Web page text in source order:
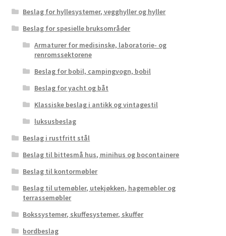
Beslag for hyllesystemer, vegghyller og hyller
Beslag for spesielle bruksområder
Armaturer for medisinske, laboratorie- og
renromssektorene
Beslag for bobil, campingvogn, bobil
Beslag for yacht og båt
Klassiske beslag i antikk og vintagestil
luksusbeslag
Beslag i rustfritt stål
Beslag til bittesmå hus, minihus og bocontainere
Beslag til kontormøbler
Beslag til utemøbler, utekjøkken, hagemøbler og
terrassemøbler
Bokssystemer, skuffesystemer, skuffer
bordbeslag